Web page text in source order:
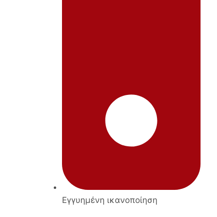
Εγγυημένη ικανοποίηση